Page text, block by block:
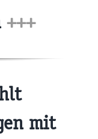
+++
mit